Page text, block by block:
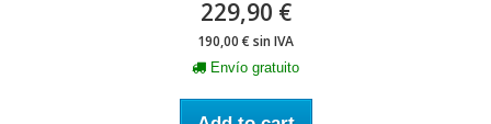
229,90 €
190,00 € sin IVA
Envío gratuito